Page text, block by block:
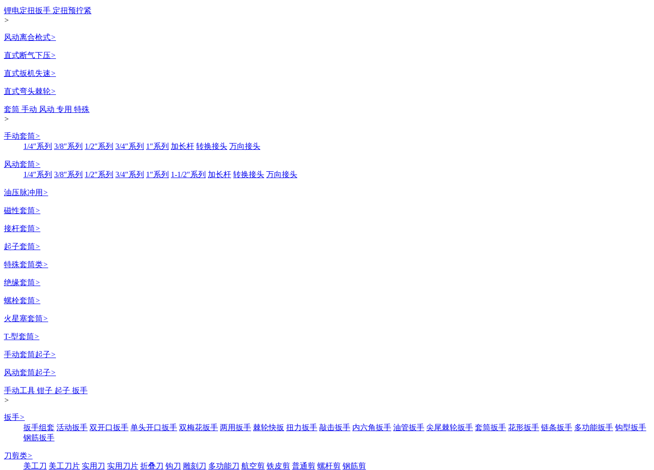
锂电定扭扳手 定扭预拧紧
>
风动离合枪式>
直式断气下压>
直式扳机失速>
直式弯头棘轮>
套筒 手动 风动 专用 特殊
>
手动套筒>
1/4″系列 3/8″系列 1/2″系列 3/4″系列 1″系列 加长杆 转换接头 万向接头
风动套筒>
1/4″系列 3/8″系列 1/2″系列 3/4″系列 1″系列 1-1/2″系列 加长杆 转换接头 万向接头
油压脉冲用 >
磁性套筒>
接杆套筒>
起子套筒>
特殊套筒类>
绝缘套筒>
螺栓套筒>
火星塞套筒>
T-型套筒>
手动套筒起子>
风动套筒起子>
手动工具 钳子 起子 扳手
>
扳手>
扳手组套 活动扳手 双开口扳手 单头开口扳手 双梅花扳手 两用扳手 棘轮快扳 扭力扳手 敲击扳手 内六角扳手 油管扳手 尖尾棘轮扳手 套筒扳手 花形扳手 链条扳手 多功能扳手 钩型扳手
钢筋扳手
刀剪类>
美工刀 美工刀片 实用刀 实用刀片 折叠刀 钩刀 雕刻刀 多功能刀 航空剪 铁皮剪 普通剪 螺杆剪 钢筋剪